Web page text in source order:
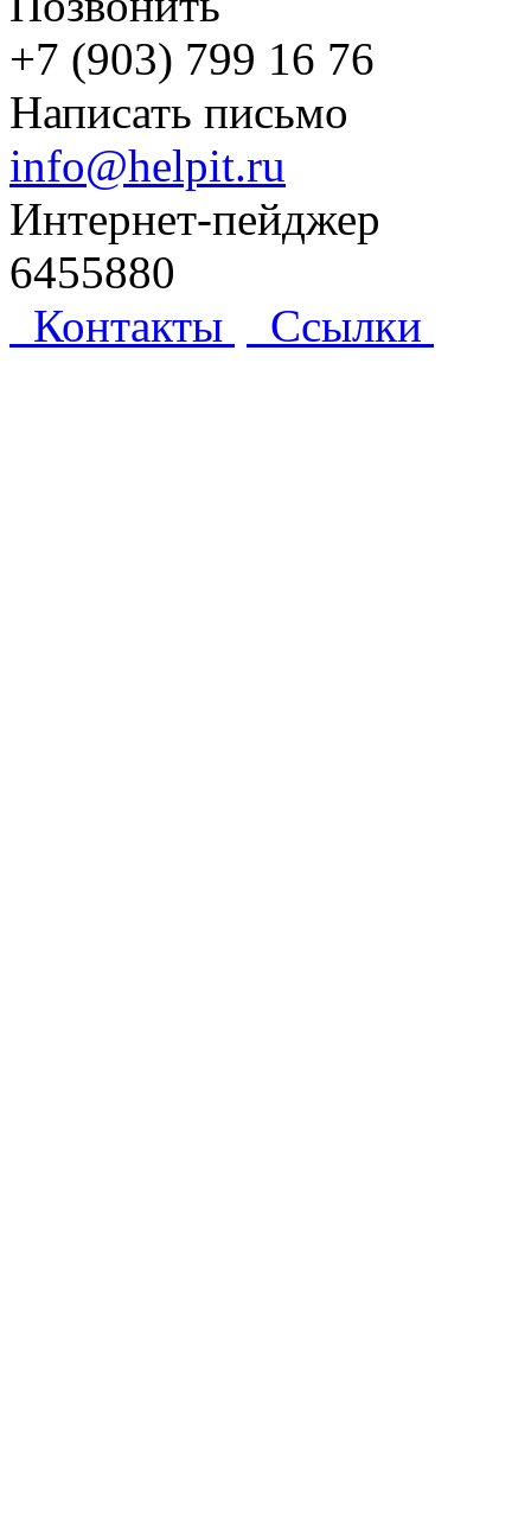
+7 (903) 799 16 76
Написать письмо
info@helpit.ru
Интернет-пейджер
6455880
Контакты
Ссылки